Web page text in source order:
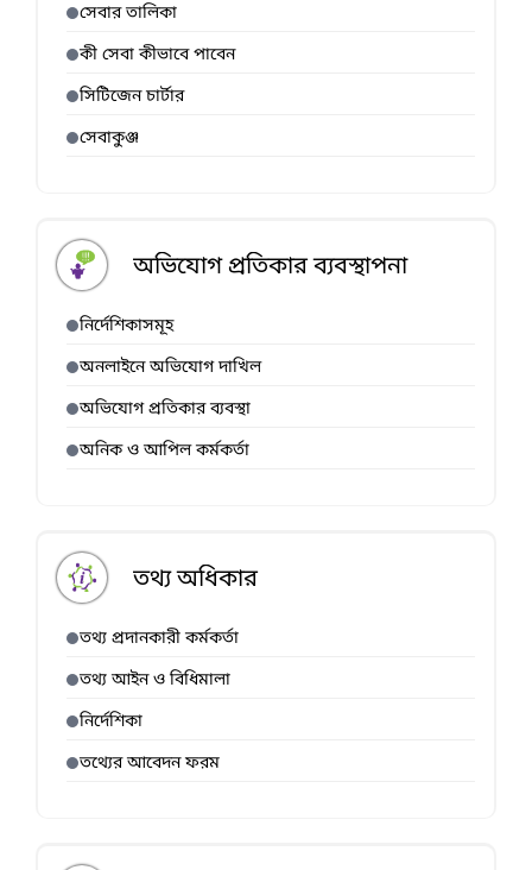
সেবার তালিকা
কী সেবা কীভাবে পাবেন
সিটিজেন চার্টার
সেবাকুঞ্জ
অভিযোগ প্রতিকার ব্যবস্থাপনা
নির্দেশিকাসমূহ
অনলাইনে অভিযোগ দাখিল
অভিযোগ প্রতিকার ব্যবস্থা
অনিক ও আপিল কর্মকর্তা
তথ্য অধিকার
তথ্য প্রদানকারী কর্মকর্তা
তথ্য আইন ও বিধিমালা
নির্দেশিকা
তথ্যের আবেদন ফরম